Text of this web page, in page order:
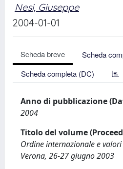
Nesi, Giuseppe
2004-01-01
Scheda breve
Scheda
Scheda completa (DC)
Anno di pubblicazione
2004
Titolo del volume
Ordine internazionale e valori
Verona, 26-27 giugno 2003